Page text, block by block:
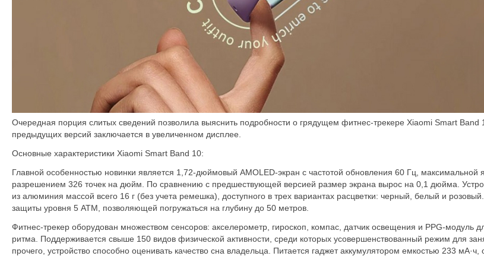
Очередная порция слитых сведений позволила выяснить подробности о грядущем фитнес-трекере Xiaomi Smart Band
предыдущих версий заключается в увеличенном дисплее.
Основные характеристики Xiaomi Smart Band 10:
Главной особенностью новинки является 1,72-дюймовый AMOLED-экран с частотой обновления 60 Гц, максимальной
разрешением 326 точек на дюйм. По сравнению с предшествующей версией размер экрана вырос на 0,1 дюйма.
из алюминия массой всего 16 г (без учета ремешка), доступного в трех вариантах расцветки: черный, белый и
защиты уровня 5 ATM, позволяющей погружаться на глубину до 50 метров.
Фитнес-трекер оборудован множеством сенсоров: акселерометр, гироскоп, компас, датчик освещения и PPG-модуль
ритма. Поддерживается свыше 150 видов физической активности, среди которых усовершенствованный режим для
прочего, устройство способно оценивать качество сна владельца. Питается гаджет аккумулятором емкостью 233